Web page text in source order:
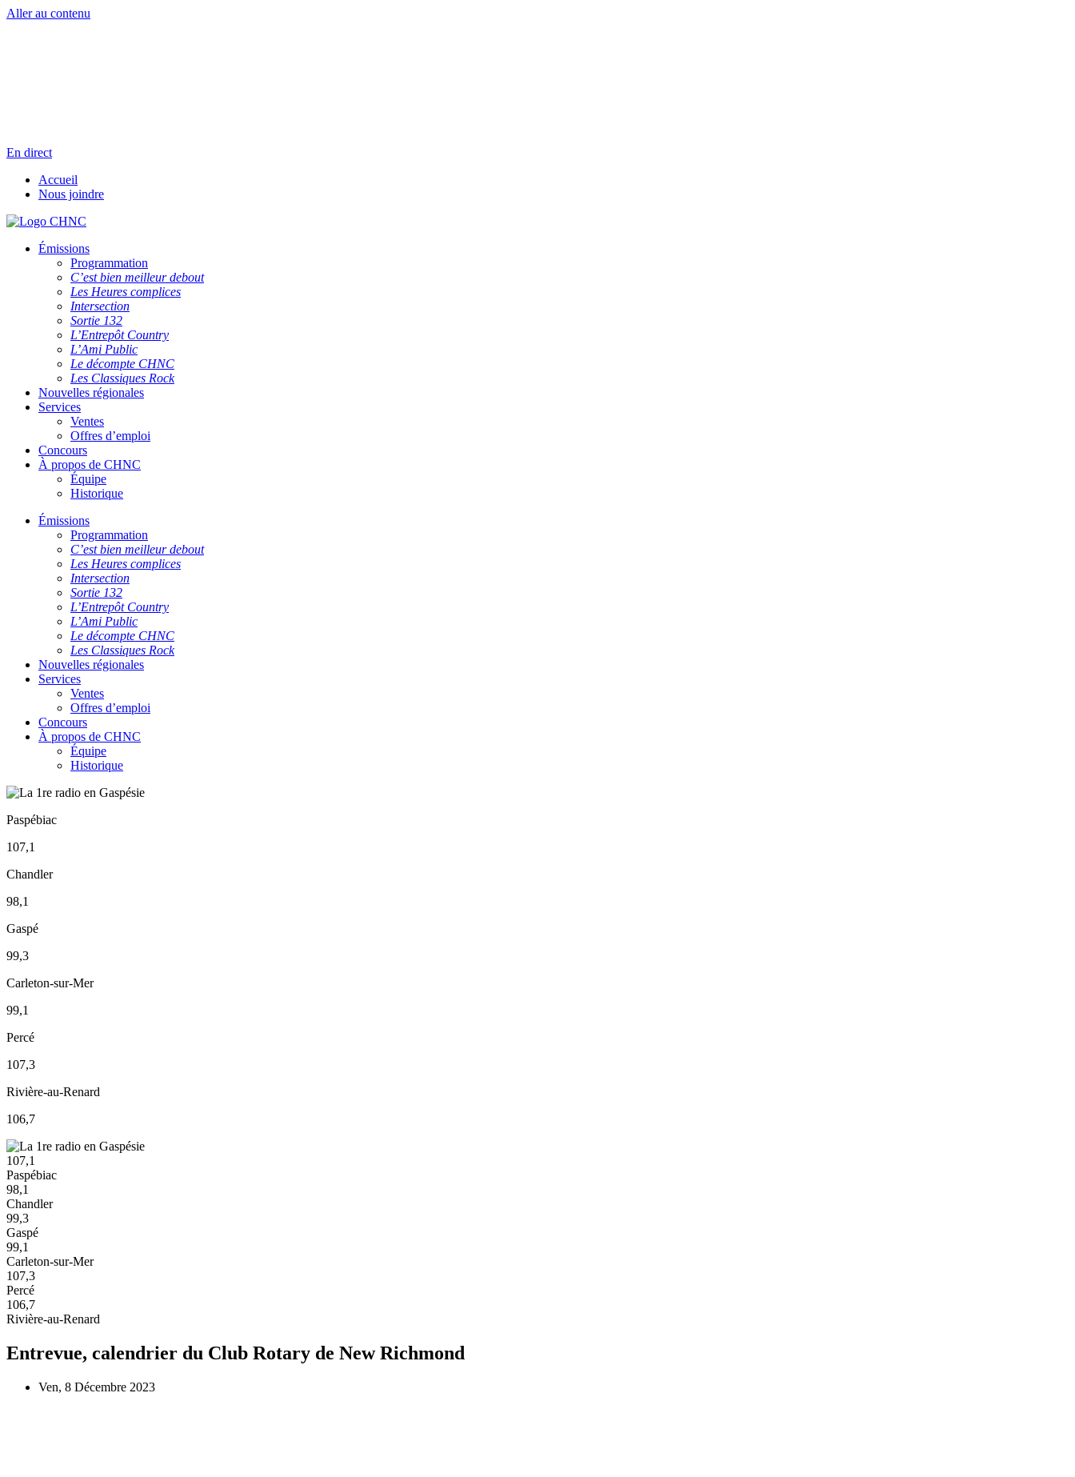
Aller au contenu
En direct
Accueil
Nous joindre
Émissions
Programmation
C’est bien meilleur debout
Les Heures complices
Intersection
Sortie 132
L’Entrepôt Country
L’Ami Public
Le décompte CHNC
Les Classiques Rock
Nouvelles régionales
Services
Ventes
Offres d’emploi
Concours
À propos de CHNC
Équipe
Historique
Émissions
Programmation
C’est bien meilleur debout
Les Heures complices
Intersection
Sortie 132
L’Entrepôt Country
L’Ami Public
Le décompte CHNC
Les Classiques Rock
Nouvelles régionales
Services
Ventes
Offres d’emploi
Concours
À propos de CHNC
Équipe
Historique
Paspébiac
107,1
Chandler
98,1
Gaspé
99,3
Carleton-sur-Mer
99,1
Percé
107,3
Rivière-au-Renard
106,7
107,1
Paspébiac
98,1
Chandler
99,3
Gaspé
99,1
Carleton-sur-Mer
107,3
Percé
106,7
Rivière-au-Renard
Entrevue, calendrier du Club Rotary de New Richmond
Ven, 8 Décembre 2023